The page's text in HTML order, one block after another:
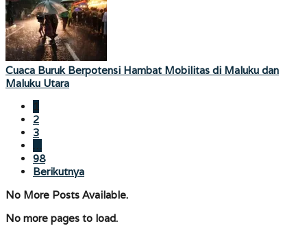
Cuaca Buruk Berpotensi Hambat Mobilitas di Maluku dan
Maluku Utara
1
2
3
…
98
Berikutnya
No More Posts Available.
No more pages to load.